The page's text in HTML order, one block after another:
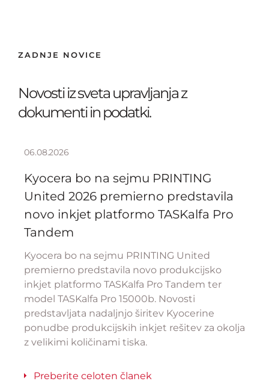
ZADNJE NOVICE
Novosti iz sveta upravljanja z
dokumenti in podatki.
06.08.2026
Kyocera bo na sejmu PRINTING
United 2026 premierno predstavila
novo inkjet platformo TASKalfa Pro
Tandem
Kyocera bo na sejmu PRINTING United
premierno predstavila novo produkcijsko
inkjet platformo TASKalfa Pro Tandem ter
model TASKalfa Pro 15000b. Novosti
predstavljata nadaljnjo širitev Kyocerine
ponudbe produkcijskih inkjet rešitev za okolja
z velikimi količinami tiska.
Preberite celoten članek